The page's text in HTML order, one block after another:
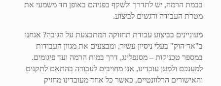
בבמת הרמה, יש לתדרך ולשקף בפניהם באופן חד משמעי את
מטרת העבודה ודגשים לביצוע.
מעוניינים בביצוע עבודת תחזוקה המתבצעת על הגובה? אנחנו
ב"אד הוק" בעלי ניסיון עשיר, ומבצעים את מגוון העבודות
במספר טכניקות – מסנפלינג, דרך במות הרמה ועד פיגומים.
למענכם ולמען עובדינו, אנו מחויבים לעבודה בהתאם לתקנים
והאישורים הרלוונטיים, כאשר כל אחד מעובדינו מחזיק